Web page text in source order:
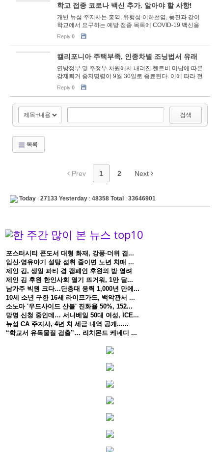
학교 접종 코로나 백신 추가, 알아야 할 사항!
개빈 뉴섬 주지사는 홍역, 유행성 이하선염, 풍진과 같이
학교에서 요구하는 예방 접종 목록에 COVID-19 백신을
추가하도록 캘리포니아주 공중 보건국(CDPH)에 지시했
다. 학생들은 연...
Reply0
캘리포니아 주택부족, 인종차별 조닝법서 유래
연방정부 및 주정부 차원에서 내려진 렌트비 미납에 따른
강제퇴거 중지명령이 9월 30일로 종료된다. 이에 따라 전
국 200여만명, 캘리포니아주 88만명의 성인이 당장 살던
곳에서 쫓겨...
Reply0
검색
목록
Prev 1 2 Next
Today : 27133 Yesterday : 48358 Total : 33646901
포스터시티 콘도서 대형 화재, 강풍·더위 겹...
임신·영유아기 설탕 섭취 줄이면 노년 치매 ...
제인 김, 생일 파티 겸 캠페인 후원의 밤 열려
제인 김 후원 한인사회 열기 뜨거워, 1만 달...
남가주 빅원 크다…단층대 응력 1,000년 만에...
10세 소년 구한 16세 라이프가드, 백악관서 ...
소노마 '우드사이드 산불' 진화율 50%, 152...
망명 신청 중인데… 서니베일 50대 여성, ICE...
뉴섬 CA 주지사, 4년 치 세금 내역 공개......
“학교서 유독물질 검출”… 리치몬드 케네디 ...